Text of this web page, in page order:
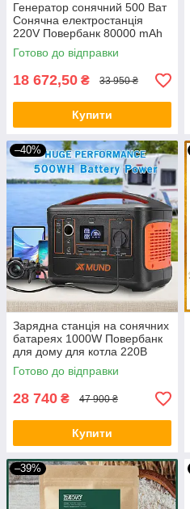
Генератор сонячний 500 Ват
Сонячна електростанція
220V Повербанк 80000 mAh
+ сонячна панель 100 ват
BIO
Готово до відправки
18 672,50 ₴ 33 950 ₴
Купити
–40%
Зарядна станція на сонячних
батареях 1000W Повербанк
для дому для котла 220В
Генератор для квартири BIO
Готово до відправки
28 740 ₴ 47 900 ₴
Купити
–39%